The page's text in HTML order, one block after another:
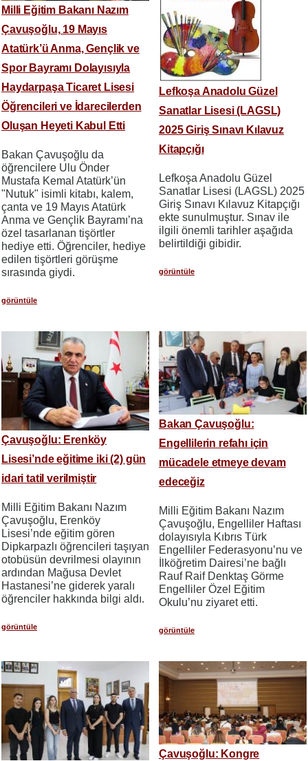
Milli Eğitim Bakanı Nazım
Çavuşoğlu, 19 Mayıs
Atatürk’ü Anma, Gençlik ve
Spor Bayramı Dolayısıyla
Haydarpaşa Ticaret Lisesi
Öğrencileri ve İdarecilerden
Oluşan Heyeti Kabul Etti
Bakan Çavuşoğlu da
öğrencilere Ulu Önder
Mustafa Kemal Atatürk’ün
"Nutuk" isimli kitabı, kalem,
çanta ve 19 Mayıs Atatürk
Anma ve Gençlik Bayramı’na
özel tasarlanan tişörtler
hediye etti. Öğrenciler, hediye
edilen tişörtleri görüşme
sırasında giydi.
görüntüle
Lefkoşa Anadolu Güzel
Sanatlar Lisesi (LAGSL)
2025 Giriş Sınavı Kılavuz
Kitapçığı
Lefkoşa Anadolu Güzel
Sanatlar Lisesi (LAGSL) 2025
Giriş Sınavı Kılavuz Kitapçığı
ekte sunulmuştur. Sınav ile
ilgili önemli tarihler aşağıda
belirtildiği gibidir.
görüntüle
Çavuşoğlu: Erenköy
Lisesi’nde eğitime iki (2) gün
idari tatil verilmiştir
Milli Eğitim Bakanı Nazım
Çavuşoğlu, Erenköy
Lisesi’nde eğitim gören
Dipkarpazlı öğrencileri taşıyan
otobüsün devrilmesi olayının
ardından Mağusa Devlet
Hastanesi’ne giderek yaralı
öğrenciler hakkında bilgi aldı.
görüntüle
Bakan Çavuşoğlu:
Engellilerin refahı için
mücadele etmeye devam
edeceğiz
​​​​​​​Milli Eğitim Bakanı Nazım
Çavuşoğlu, Engelliler Haftası
dolayısıyla Kıbrıs Türk
Engelliler Federasyonu’nu ve
İlköğretim Dairesi’ne bağlı
Rauf Raif Denktaş Görme
Engelliler Özel Eğitim
Okulu’nu ziyaret etti.
görüntüle
Çavuşoğlu: Kongre